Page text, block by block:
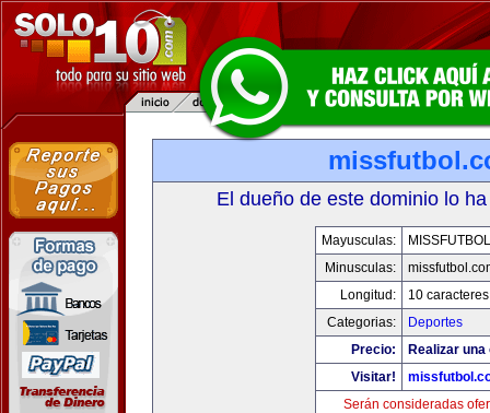
El dueño de este dominio lo
Mayusculas:
Minusculas:
Longitud:
10 caracteres
Categorias:
Deportes
Precio:
Realizar
Visitar!
Serán consideradas